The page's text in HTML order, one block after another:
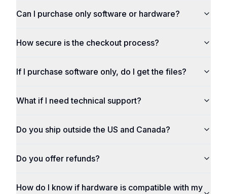
Can I purchase only software or hardware?
How secure is the checkout process?
If I purchase software only, do I get the files?
What if I need technical support?
Do you ship outside the US and Canada?
Do you offer refunds?
How do I know if hardware is compatible with my